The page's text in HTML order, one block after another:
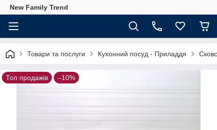
New Family Trend
Товари та послуги Кухонний посуд - Приладдя
Топ продажів –10%